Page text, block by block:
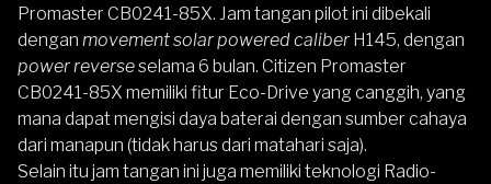
Promaster CB0241-85X. Jam tangan pilot ini dibekali
dengan movement solar powered caliber H145, dengan
power reverseselama 6 bulan. Citizen Promaster
CB0241-85X memiliki fitur Eco-Drive yang canggih, yang
mana dapat mengisi daya baterai dengan sumber cahaya
dari manapun (tidak harus dari matahari saja).
Selain itu jam tangan ini juga memiliki teknologi Radio-